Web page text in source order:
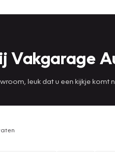
Vakgarage
leuk dat u een kijkje komt